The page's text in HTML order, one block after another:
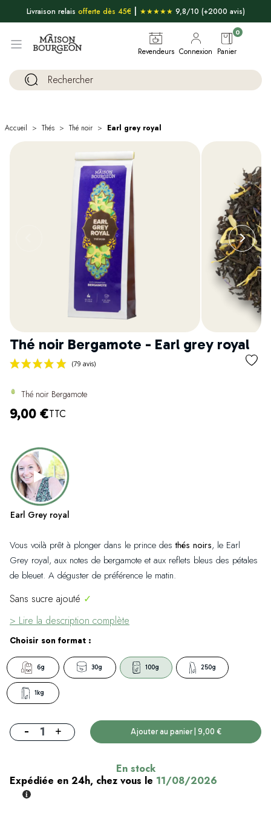
Livraison relais offerte dès 45€| ★★★★★ 9,8/10 (+2000 avis)
Revendeurs Connexion Panier
0
Accueil Thés Thé noir Earl grey royal
Thé noir Bergamote - Earl grey royal
Thé noir Bergamote
9,00 €TTC
Earl Grey royal
Vous voilà prêt à plonger dans le prince desthés noirs, le Earl
Grey royal, aux notes de bergamote et aux reflets bleus des pétales
de bleuet. A déguster de préférence le matin.
Sans sucre ajouté ✓
> Lire la description complète
Choisir son format :
6g 30g 100g 250g
1kg
- + Ajouter au panier | 9,00 €
En stock
Expédiée en 24h, chez vous le 11/08/2026